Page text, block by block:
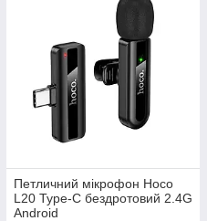
Петличний мікрофон Hoco
L20 Type-C бездротовий 2.4G
Android